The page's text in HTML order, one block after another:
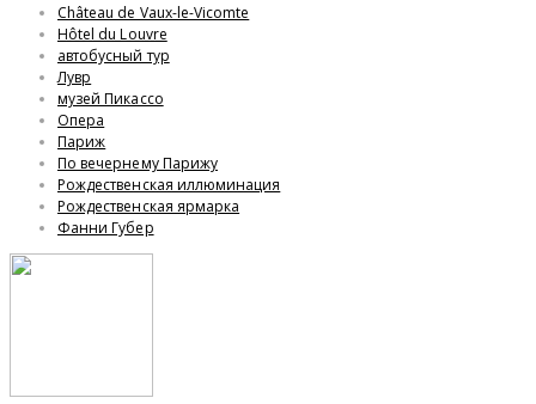
Château de Vaux-le-Vicomte
Hôtel du Louvre
автобусный тур
Лувр
музей Пикассо
Опера
Париж
По вечернему Парижу
Рождественская иллюминация
Рождественская ярмарка
Фанни Губер